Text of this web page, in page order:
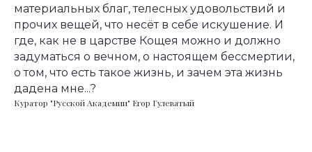
материальных благ, телесных удовольствий и
прочих вещей, что несёт в себе искушение. И
где, как не в царстве Кощея можно и должно
задуматься о вечном, о настоящем бессмертии,
о том, что есть такое жизнь, и зачем эта жизнь
дадена мне...?
Куратор "Русской Академии" Егор Гулеватый